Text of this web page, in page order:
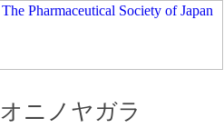
オニノヤガラ